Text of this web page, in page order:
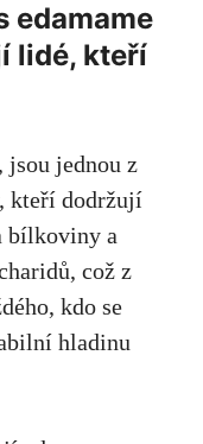
edamame
lidé, kteří
jsou jednou z
kteří dodržují
bílkoviny ‌a
což z
kdo se
hladinu